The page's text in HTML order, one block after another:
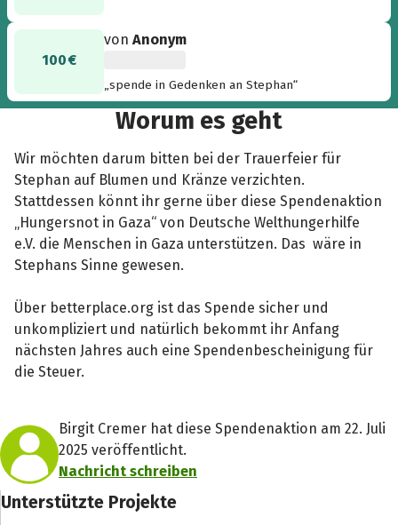
100 €
vonAnonym
„spende in Gedenken an Stephan“
Worum es geht
Wir möchten darum bitten bei der Trauerfeier für
Stephan auf Blumen und Kränze verzichten.
Stattdessen könnt ihr gerne über diese Spendenaktion
„Hungersnot in Gaza“ von Deutsche Welthungerhilfe
e.V. die Menschen in Gaza unterstützen. Das wäre in
Stephans Sinne gewesen.
Über betterplace.org ist das Spende sicher und
unkompliziert und natürlich bekommt ihr Anfang
nächsten Jahres auch eine Spendenbescheinigung für
die Steuer.
Birgit Cremer hat diese Spendenaktion am 22. Juli
2025 veröffentlicht.
Nachricht schreiben
Unterstützte Projekte